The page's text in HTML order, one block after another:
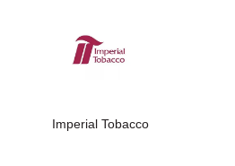
Imperial Tobacco